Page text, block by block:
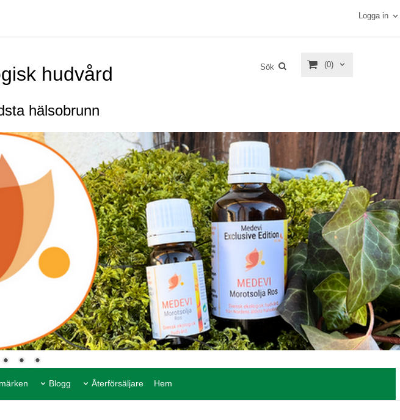
Logga in
hudvård
hälsobrunn
(0)
Blogg Återförsäljare Hem